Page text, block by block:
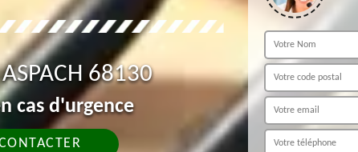
ASPACH 68130
cas d'urgence